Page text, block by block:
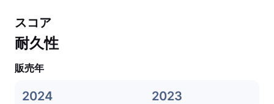
スコア
耐久性
販売年
2024 2023